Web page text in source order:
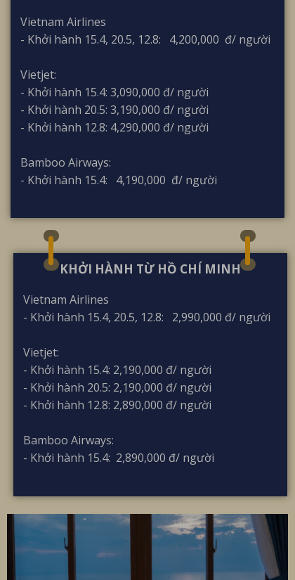
Vietnam Airlines
- Khởi hành 15.4, 20.5, 12.8: 4,200,000 đ/ người
Vietjet:
- Khởi hành 15.4: 3,090,000 đ/ người
- Khởi hành 20.5: 3,190,000 đ/ người
- Khởi hành 12.8: 4,290,000 đ/ người
Bamboo Airways:
- Khởi hành 15.4: 4,190,000 đ/ người
KHỞI HÀNH TỪ HỒ CHÍ MINH
Vietnam Airlines
- Khởi hành 15.4, 20.5, 12.8: 2,990,000 đ/ người
Vietjet:
- Khởi hành 15.4: 2,190,000 đ/ người
- Khởi hành 20.5: 2,190,000 đ/ người
- Khởi hành 12.8: 2,890,000 đ/ người
Bamboo Airways:
- Khởi hành 15.4: 2,890,000 đ/ người